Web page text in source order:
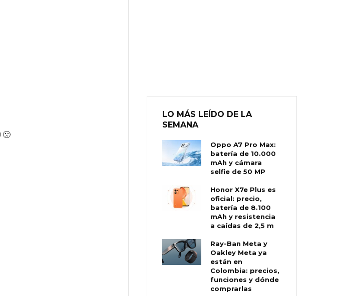
🙁
LO MÁS LEÍDO DE LA
SEMANA
Oppo A7 Pro Max:
batería de 10.000
mAh y cámara
selfie de 50 MP
Honor X7e Plus es
oficial: precio,
batería de 8.100
mAh y resistencia
a caídas de 2,5 m
Ray-Ban Meta y
Oakley Meta ya
están en
Colombia: precios,
funciones y dónde
comprarlas